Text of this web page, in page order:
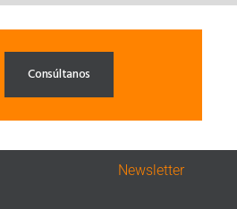
Consúltanos
Newsletter